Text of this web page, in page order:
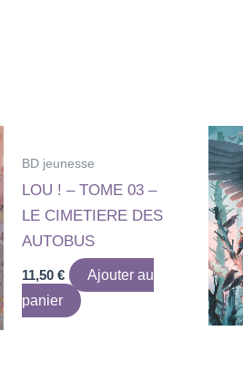
BD jeunesse
LOU ! – TOME 03 –
LE CIMETIERE DES
AUTOBUS
11,50€
Ajouter au
panier